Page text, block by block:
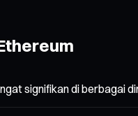
signifikan di berbagai